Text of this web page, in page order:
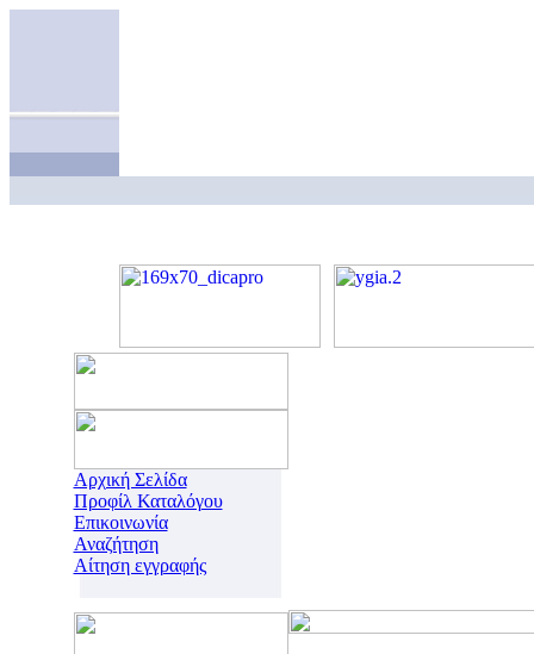
Αρχική Σελίδα
Προφίλ Καταλόγου
Επικοινωνία
Αναζήτηση
Αίτηση εγγραφής